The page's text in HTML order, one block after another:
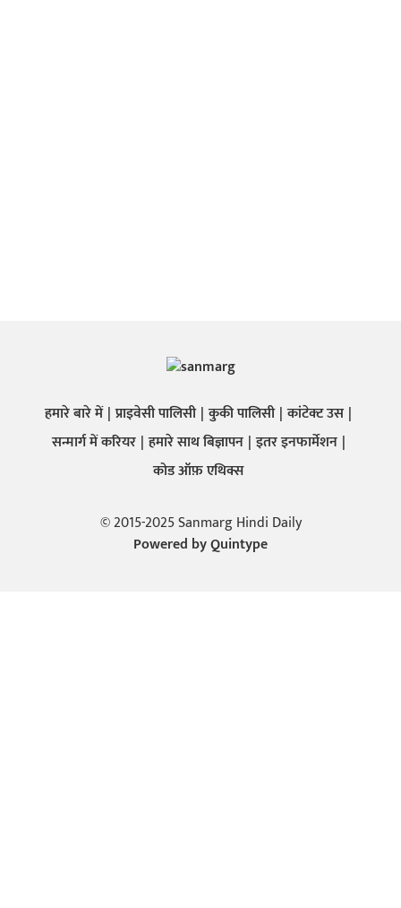
हमारे बारे में प्राइवेसी पालिसी कुकी पालिसी कांटेक्ट उस
सन्मार्ग में करियर हमारे साथ बिज्ञापन इतर इनफार्मेशन
कोड ऑफ़ एथिक्स
© 2015-2025 Sanmarg Hindi Daily
Powered byQuintype